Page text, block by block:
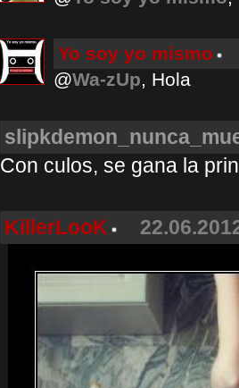
Yo soy yo mismo
@Wa-zUp, Hola
Con culos, se gana la
KillerLooK